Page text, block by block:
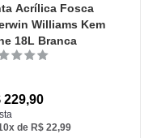
Acrílica Fosca
Williams Kem
18L Branca
229,90
x de R$ 22,99